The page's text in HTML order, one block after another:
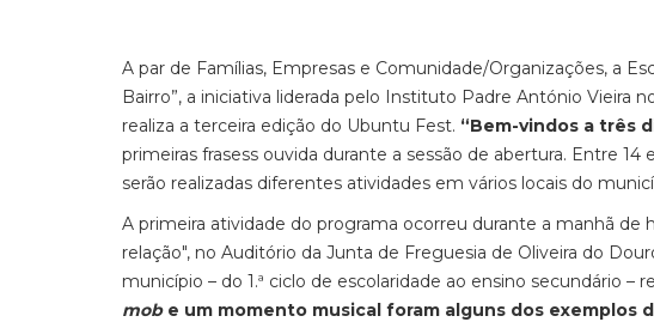
A par de Famílias, Empresas e Comunidade/Organizações, a
Bairro”, a iniciativa liderada pelo Instituto Padre António Vieira
realiza a terceira edição do Ubuntu Fest. “Bem-vindos a três
primeiras frasess ouvida durante a sessão de abertura. Entre
serão realizadas diferentes atividades em vários locais do
A primeira atividade do programa ocorreu durante a manhã de
relação", no Auditório da Junta de Freguesia de Oliveira do
município – do 1.ª ciclo de escolaridade ao ensino secundário –
mob e um momento musical foram alguns dos exemplos